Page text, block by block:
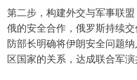
第二步，构建外交与军事联
俄的安全合作，俄罗斯持续
防部长明确将伊朗安全问题
区国家的关系，达成联合军